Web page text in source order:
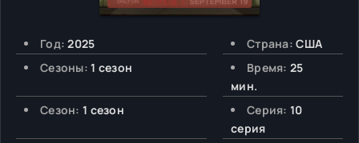
Год: 2025 Страна: США
Сезоны: 1 сезон Время: 25
мин.
Сезон: 1 сезон Серия: 10
серия